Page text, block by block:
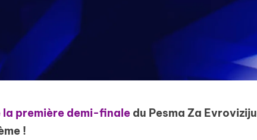
la première demi-finale du Pesma Za Evroviziju
!